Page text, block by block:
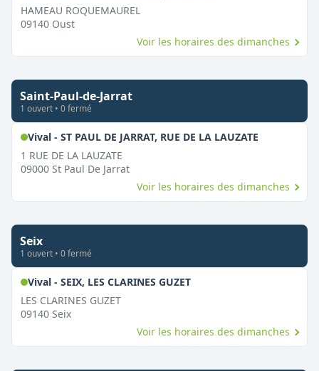
HAMEAU ROQUEMAUREL
09140 Oust
Voir les horaires des dimanches
Saint-Paul-de-Jarrat
1 ouvert • 0fermé
Vival - ST PAUL DE JARRAT, RUE DE LA LAUZATE,
1 RUE DE LA LAUZATE
09000 St Paul De Jarrat
Voir les horaires des dimanches
Seix
1 ouvert • 0fermé
Vival - SEIX, LES CLARINES GUZET,
LES CLARINES GUZET
09140 Seix
Voir les horaires des dimanches